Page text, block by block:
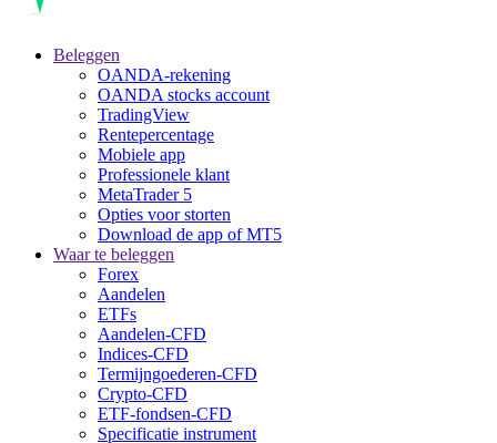
Beleggen
OANDA-rekening
OANDA stocks account
TradingView
Rentepercentage
Mobiele app
Professionele klant
MetaTrader 5
Opties voor storten
Download de app of MT5
Waar te beleggen
Forex
Aandelen
ETFs
Aandelen-CFD
Indices-CFD
Termijngoederen-CFD
Crypto-CFD
ETF-fondsen-CFD
Specificatie instrument